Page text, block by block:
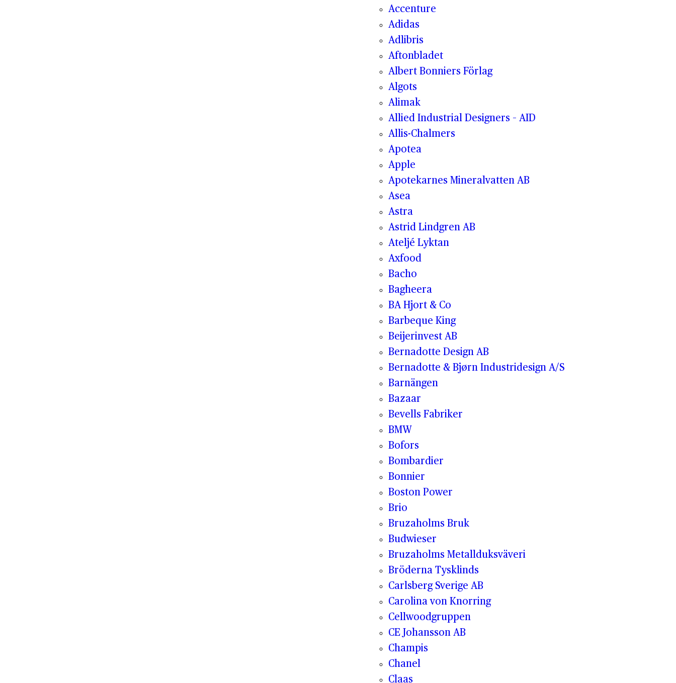
Accenture
Adidas
Adlibris
Aftonbladet
Albert Bonniers Förlag
Algots
Alimak
Allied Industrial Designers – AID
Allis-Chalmers
Apotea
Apple
Apotekarnes Mineralvatten AB
Asea
Astra
Astrid Lindgren AB
Ateljé Lyktan
Axfood
Bacho
Bagheera
BA Hjort & Co
Barbeque King
Beijerinvest AB
Bernadotte Design AB
Bernadotte & Bjørn Industridesign A/S
Barnängen
Bazaar
Bevells Fabriker
BMW
Bofors
Bombardier
Bonnier
Boston Power
Brio
Bruzaholms Bruk
Budwieser
Bruzaholms Metallduksväveri
Bröderna Tysklinds
Carlsberg Sverige AB
Carolina von Knorring
Cellwoodgruppen
CE Johansson AB
Champis
Chanel
Claas